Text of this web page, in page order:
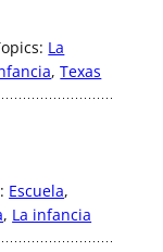
La
, Texas
Escuela
, La infancia